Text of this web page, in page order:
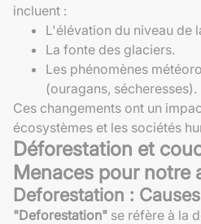
incluent :
L'élévation du niveau de
La fonte des glaciers.
Les phénomènes
(ouragans, sécheresses).
Ces changements ont un
écosystèmes et les sociétés
Déforestation et
Menaces pour notre
Deforestation :
"Deforestation" se réfère à la